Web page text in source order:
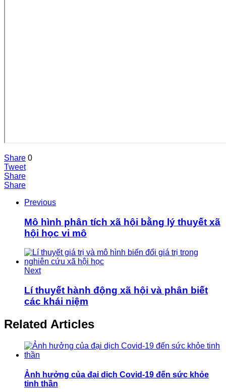
Share 0
Tweet
Share
Share
Previous
Mô hình phân tích xã hội bằng lý thuyết xã
hội học vi mô
Next
Lí thuyết hành động xã hội và phân biết
các khái niệm
Related Articles
Ảnh hưởng của đại dịch Covid-19 đến sức khỏe
tinh thần